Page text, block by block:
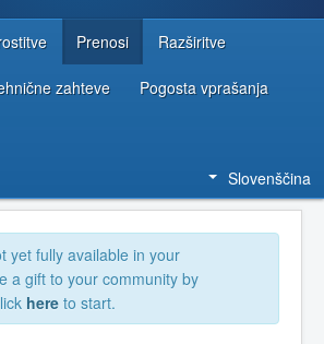
Prenosi Razširitve
zahteve Pogosta vprašanja
Slovenščina
yet fully available in your
a gift to your community by
here to start.